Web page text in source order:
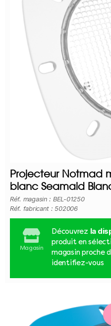
Projecteur Notmad
blanc Seamaid
Réf. magasin : BEL-01250
Réf. fabricant : 502006
Magasin
Découvrez la
produit en
magasin proche
identifiez-vous